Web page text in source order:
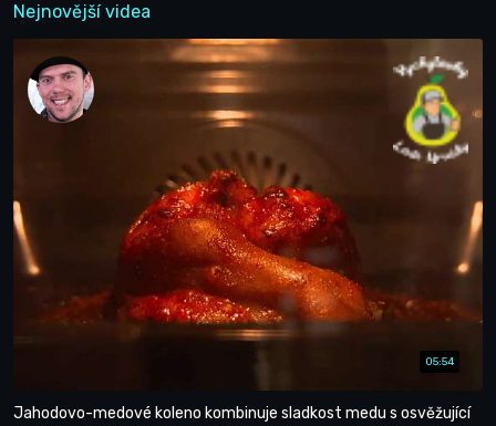
Nejnovější videa
05:54
Jahodovo-medové koleno kombinuje sladkost medu s osvěžující